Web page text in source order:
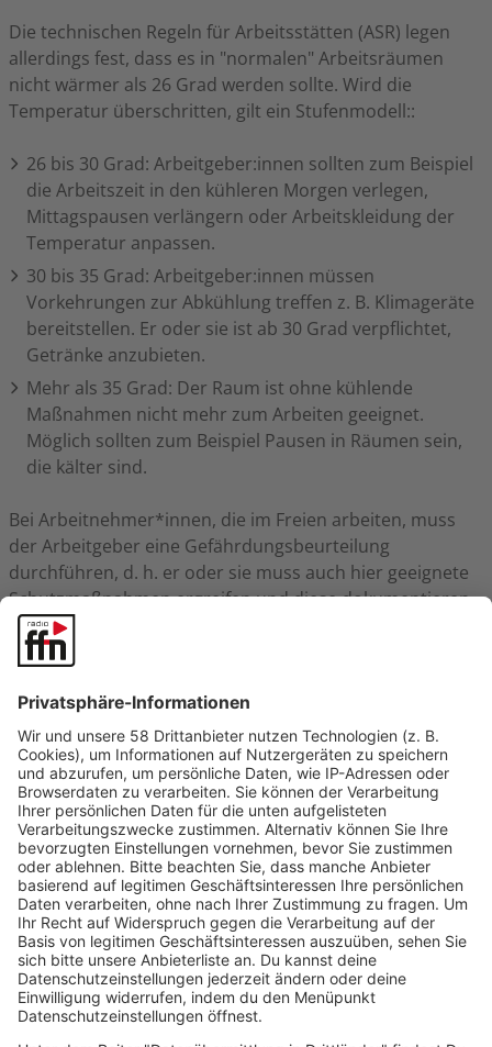
Die technischen Regeln für Arbeitsstätten (ASR) legen
allerdings fest, dass es in "normalen" Arbeitsräumen
nicht wärmer als 26 Grad werden sollte. Wird die
Temperatur überschritten, gilt ein Stufenmodell::
26 bis 30 Grad: Arbeitgeber:innen sollten zum Beispiel
die Arbeitszeit in den kühleren Morgen verlegen,
Mittagspausen verlängern oder Arbeitskleidung der
Temperatur anpassen.
30 bis 35 Grad: Arbeitgeber:innen müssen
Vorkehrungen zur Abkühlung treffen z. B. Klimageräte
bereitstellen. Er oder sie ist ab 30 Grad verpflichtet,
Getränke anzubieten.
Mehr als 35 Grad: Der Raum ist ohne kühlende
Maßnahmen nicht mehr zum Arbeiten geeignet.
Möglich sollten zum Beispiel Pausen in Räumen sein,
die kälter sind.
Bei Arbeitnehmer*innen, die im Freien arbeiten, muss
der Arbeitgeber eine Gefährdungsbeurteilung
durchführen, d. h. er oder sie muss auch hier geeignete
Schutzmaßnahmen ergreifen und diese dokumentieren.
Aber hitzefrei auf dem Bau gibt es ebenfalls nicht. Es
können aber z. B. Sonnenschirme oder Sonnensegel
Pause geschaffen werden. Auch hier helfen flexible
Arbeitszeiten, um den Aufenthalt in der Sonne zu
minimieren.
Wenn ihr wegen der Hitze zum Beispiel
Kreislaufprobleme bekommt, könnt ihr – wie bei jeder
anderen Erkrankung auch – nach Hause gehen. Die
Arbeitgeber:innen können jedoch – wie bei jeder anderen
Erkrankung auch – eine Krankschreibung verlangen.
Hitzefrei in Schulen: